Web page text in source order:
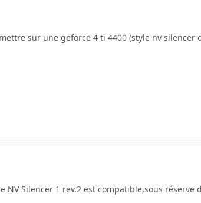
sur une geforce 4 ti 4400 (style nv silencer
Silencer 1 rev.2 est compatible,sous